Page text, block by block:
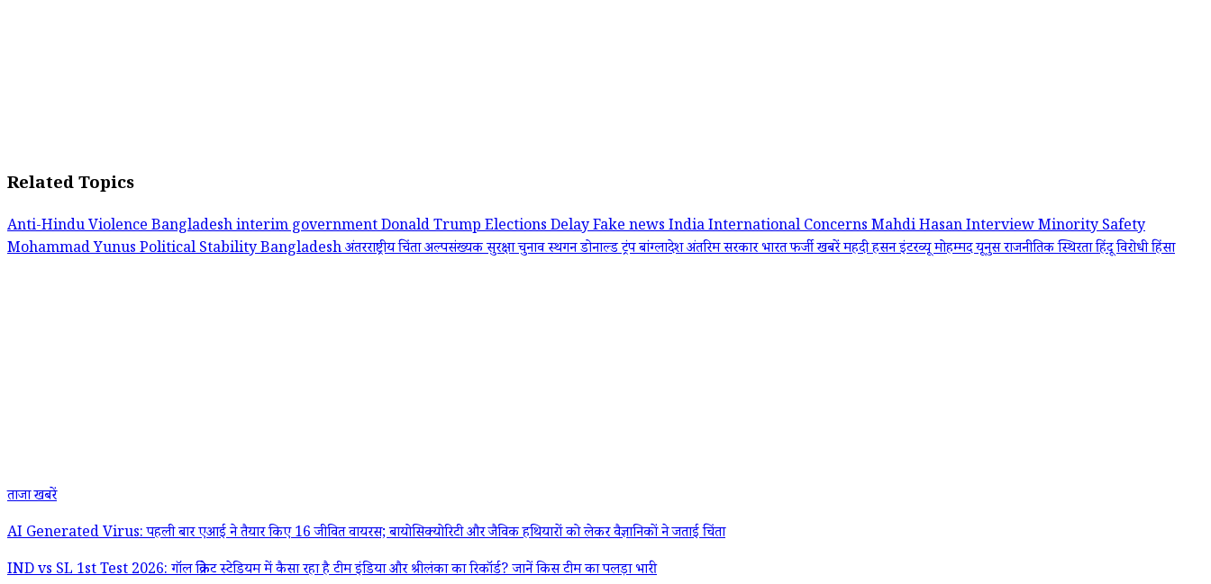
Related Topics
Anti-Hindu ViolenceBangladesh interim governmentDonald TrumpElections DelayFake news IndiaInternational ConcernsMahdi Hasan InterviewMinority Safety
Mohammad YunusPolitical Stability Bangladeshअंतरराष्ट्रीय चिंताअल्पसंख्यक सुरक्षाचुनाव स्थगनडोनाल्ड ट्रंपबांग्लादेश अंतरिम सरकारभारत फर्जी खबरेंमहदी हसन इंटरव्यूमोहम्मद यूनुसराजनीतिक स्थिरताहिंदू विरोधी हिंसा
ताजा खबरें
AI Generated Virus: पहली बार एआई ने तैयार किए 16 जीवित वायरस; बायोसिक्योरिटी और जैविक हथियारों को लेकर वैज्ञानिकों ने जताई चिंता
IND vs SL 1st Test 2026: गॉल क्रिकेट स्टेडियम में कैसा रहा है टीम इंडिया और श्रीलंका का रिकॉर्ड? जानें किस टीम का पलड़ा भारी